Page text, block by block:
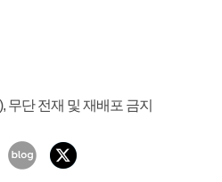
무단 전재 및 재배포 금지